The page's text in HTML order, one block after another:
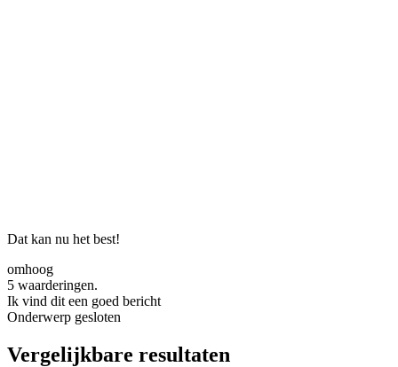
Dat kan nu het best!
omhoog
5 waarderingen.
Ik vind dit een goed bericht
Onderwerp gesloten
Vergelijkbare resultaten